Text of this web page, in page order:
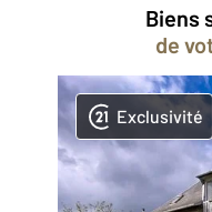
Biens
de
Exclusivité